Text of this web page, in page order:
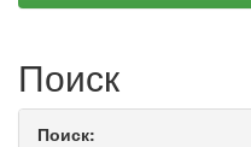
Поиск
Поиск: